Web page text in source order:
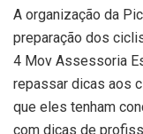
A organização da
preparação dos
4 Mov Assessoria
repassar dicas aos
que eles tenham
com dicas de